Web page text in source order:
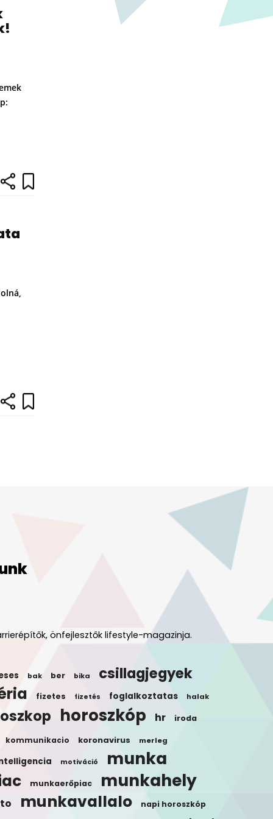
önfejlesztők lifestyle-magazinja.
bak ber bika csillagjegyek
fizetes fizetés foglalkoztatas halak
horoszkóp hr iroda
kommunikacio koronavirus merleg
motiváció munka
munkaerőpiac munkahely
munkavallalo napi horoszkóp